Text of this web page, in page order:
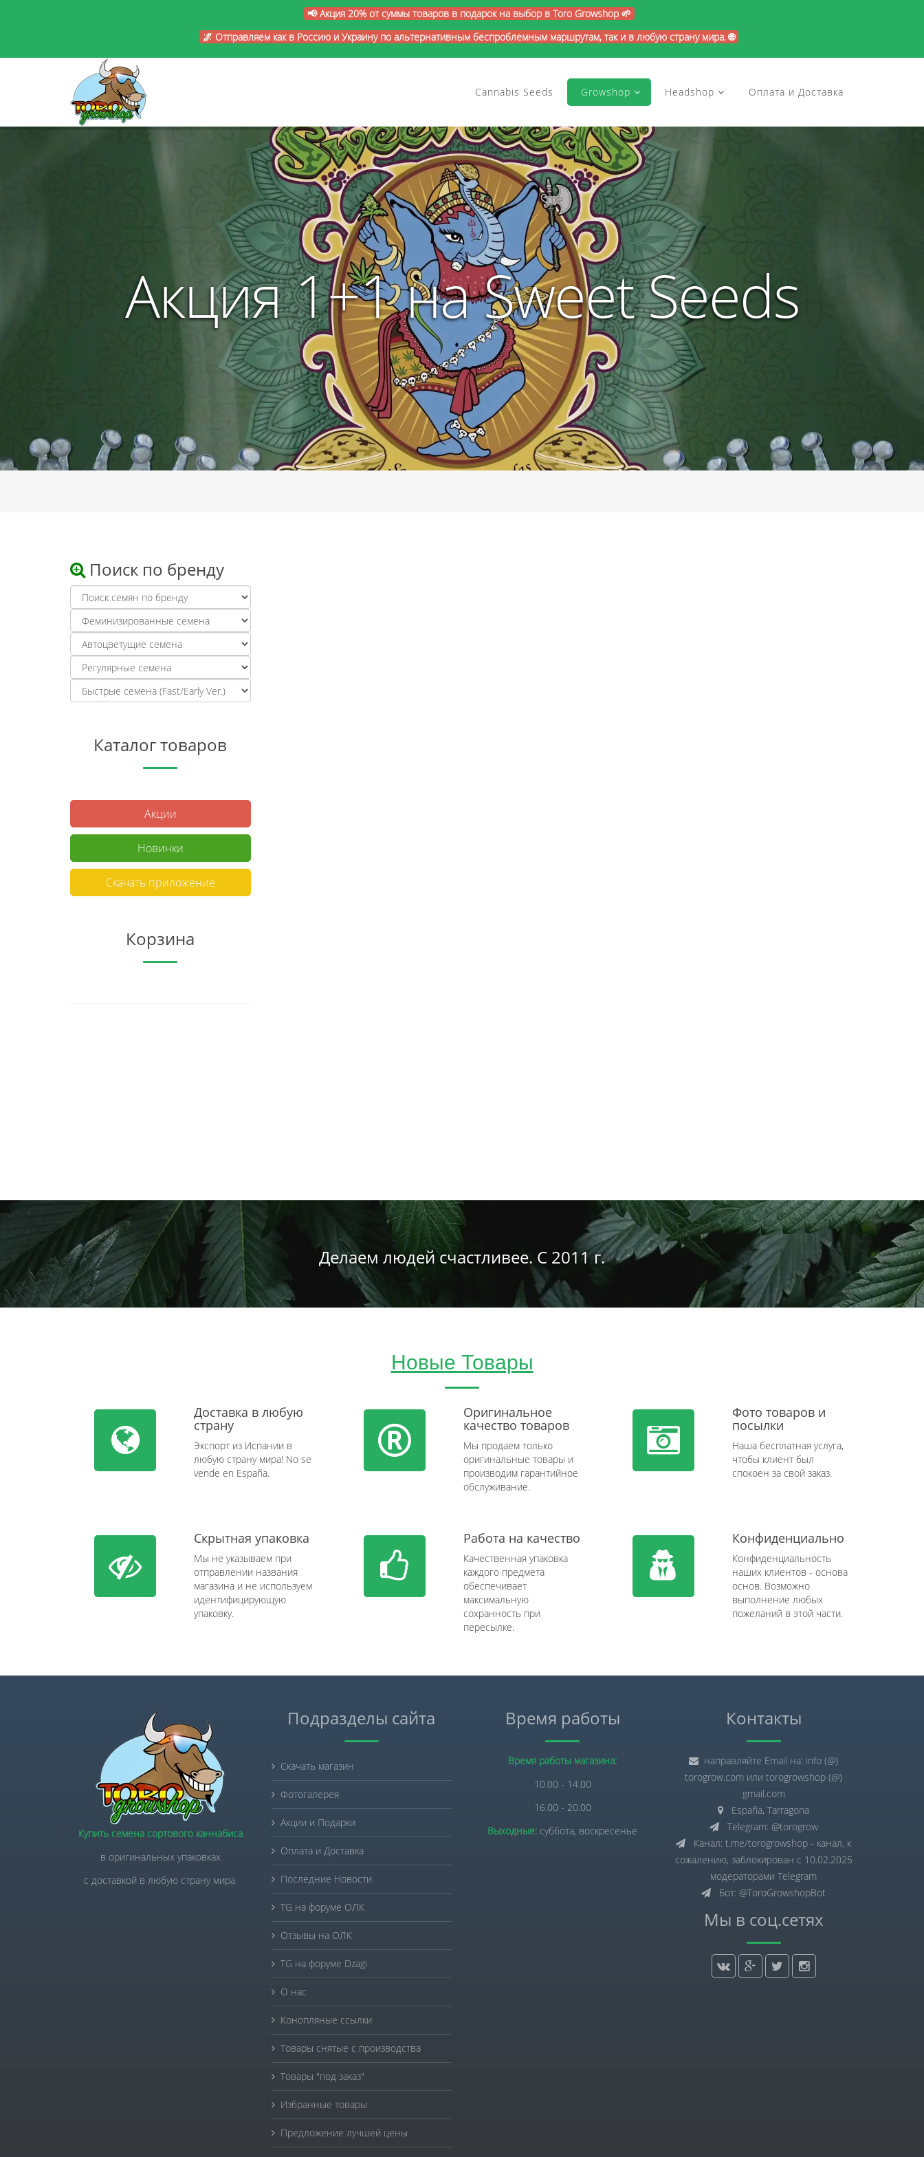
📢 Акция 20% от суммы товаров в подарок на выбор в Toro Growshop 🌱
🌌 Отправляем как в Россию и Украину по альтернативным беспроблемным маршрутам, так и в любую страну мира. 🌐
Cannabis Seeds Growshop Headshop Оплата и Доставка
Акция 1+1 на Sweet Seeds
Поиск по бренду
Каталог товаров
Акции
Новинки
Скачать приложение
Корзина
Делаем людей счастливее. С 2011 г.
Новые Товары
Доставка в любую
страну
Экспорт из Испании в
любую страну мира! No se
vende en España.
Оригинальное
качество товаров
Мы продаем только
оригинальные товары и
производим гарантийное
обслуживание.
Фото товаров и
посылки
Наша бесплатная услуга,
чтобы клиент был
спокоен за свой заказ.
Скрытная упаковка
Мы не указываем при
отправлении названия
магазина и не используем
идентифицирующую
упаковку.
Работа на качество
Качественная упаковка
каждого предмета
обеспечивает
максимальную
сохранность при
пересылке.
Конфиденциально
Конфиденциальность
наших клиентов - основа
основ. Возможно
выполнение любых
пожеланий в этой части.
Купить семена сортового каннабиса
в оригинальных упаковках
с доставкой в любую страну мира.
Подразделы сайта
Скачать магазин
Фотогалерея
Акции и Подарки
Оплата и Доставка
Последние Новости
TG на форуме ОЛК
Отзывы на ОЛК
TG на форуме Dzagi
О нас
Конопляные ссылки
Товары снятые с производства
Товары "под заказ"
Избранные товары
Предложение лучшей цены
Время работы
Время работы магазина:
10.00 - 14.00
16.00 - 20.00
Выходные: суббота, воскресенье
Контакты
направляйте Email на: info (@)
torogrow.com или torogrowshop (@)
gmail.com
España, Tarragona
Telegram: @torogrow
Канал: t.me/torogrowshop - канал, к
сожалению, заблокирован с 10.02.2025
модераторами Telegram
Бот: @ToroGrowshopBot
Мы в соц.сетях